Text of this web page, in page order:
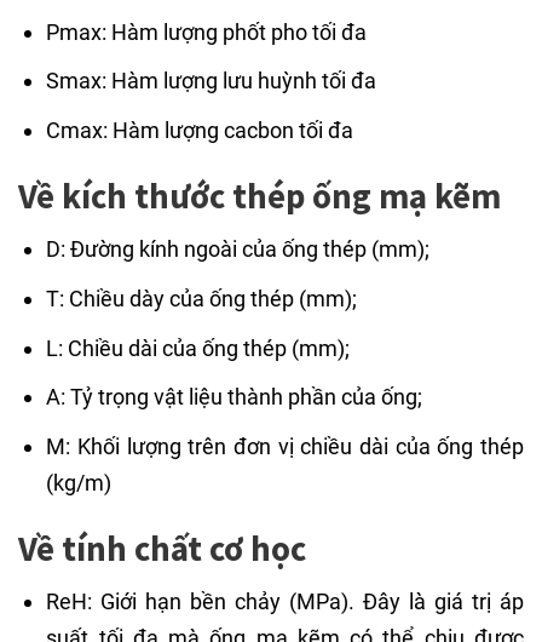
Pmax: Hàm lượng phốt pho tối đa
Smax: Hàm lượng lưu huỳnh tối đa
Cmax: Hàm lượng cacbon tối đa
Về kích thước thép ống mạ kẽm
D: Đường kính ngoài của ống thép (mm);
T: Chiều dày của ống thép (mm);
L: Chiều dài của ống thép (mm);
A: Tỷ trọng vật liệu thành phần của ống;
M: Khối lượng trên đơn vị chiều dài của ống thép
(kg/m)
Về tính chất cơ học
ReH: Giới hạn bền chảy (MPa). Đây là giá trị áp